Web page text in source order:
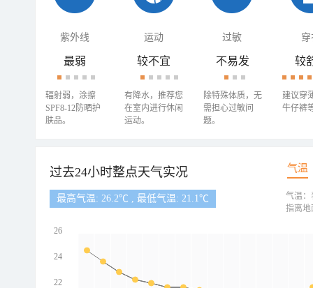
紫外线 运动 过敏 穿
最弱
辐射弱，涂擦
SPF8-12防晒护
肤品。
较不宜
有降水，推荐您
在室内进行休闲
运动。
不易发
除特殊体质，无
需担心过敏问
题。
较
建议穿
牛仔裤
过去24小时整点天气实况 气温
最高气温: 26.2℃ , 最低气温: 21.1℃
26
24
22
气温：
指离地